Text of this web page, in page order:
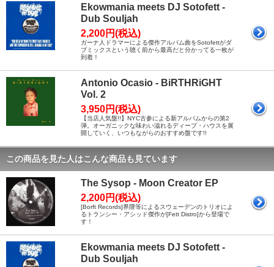
Ekowmania meets DJ Sotofett -
Dub Souljah
2,200円(税込)
ガーナ人ドラマーによる傑作アルバム曲をSotofettがダ
ブミックスという聴く前から最高だと分かってる一枚が
到着！
Antonio Ocasio - BiRTHRiGHT
Vol. 2
3,950円(税込)
【当店人気盤!!】NYC古参による新アルバムからの第2
弾。オーガニックな味わい溢れるディープ・ハウスを展
開していく、いつもながらのおすすめ盤です!!
この商品を見た人はこんな商品も見ています
The Sysop - Moon Creator EP
2,200円(税込)
[Borft Records]界隈等によるスウェーデンのトリオによ
るトランシー・アシッド傑作が[Fett Distro]から登場で
す！
Ekowmania meets DJ Sotofett -
Dub Souljah